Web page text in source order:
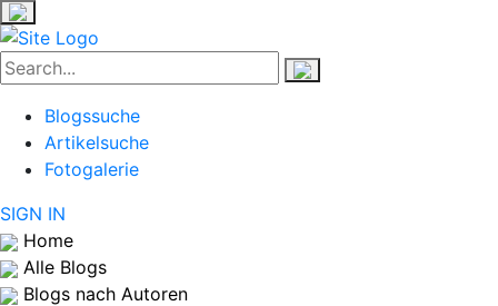
Blogssuche
Artikelsuche
Fotogalerie
SIGN IN
Home
Alle Blogs
Blogs nach Autoren